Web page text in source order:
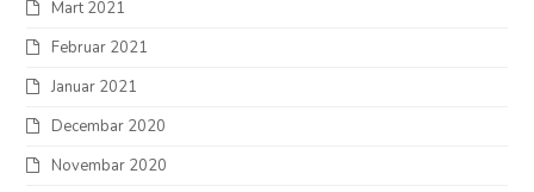
Mart 2021
Februar 2021
Januar 2021
Decembar 2020
Novembar 2020